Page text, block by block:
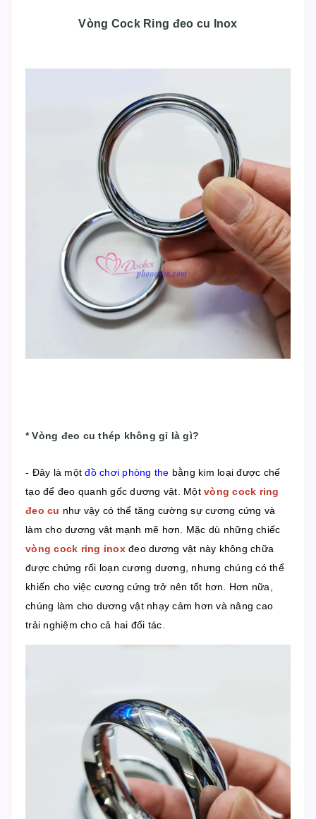
Vòng Cock Ring đeo cu Inox
*Vòng đeo cu thép không gỉ là gì?
- Đây là mộtđồ chơi phòng the bằng kim loại được chế
tạo để đeo quanh gốc dương vật. Một vòng cock ring
đeo cu như vậy có thể tăng cường sự cương cứng và
làm cho dương vật mạnh mẽ hơn. Mặc dù những chiếc
vòng cock ring inoxđeo dương vật này không chữa
được chứng rối loạn cương dương, nhưng chúng có thể
khiến cho việc cương cứng trở nên tốt hơn. Hơn nữa,
chúng làm cho dương vật nhạy cảm hơn và nâng cao
trải nghiệm cho cả hai đối tác.